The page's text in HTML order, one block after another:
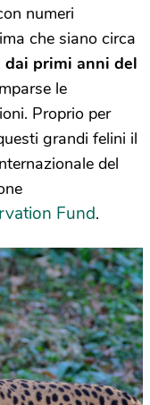
numeri
che siano circa
dai primi anni del
le
Proprio per
grandi felini il
del
Fund.